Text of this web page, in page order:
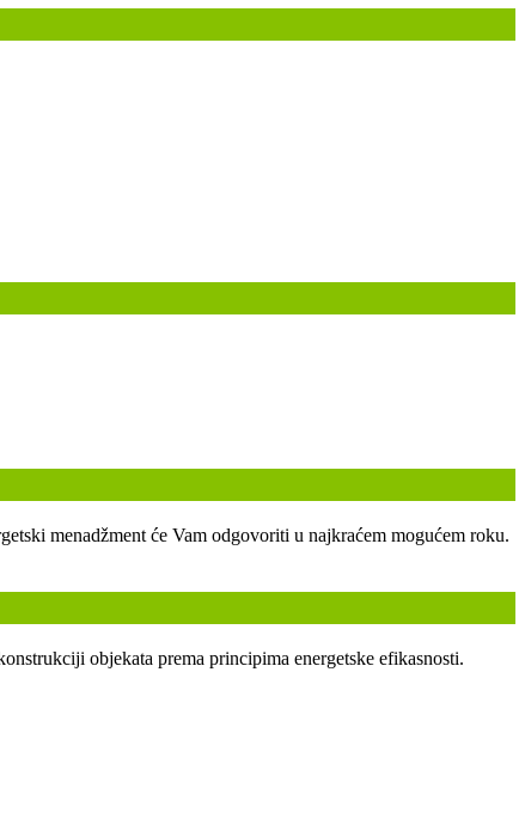
menadžment će Vam odgovoriti u najkraćem mogućem roku.
objekata prema principima energetske efikasnosti.